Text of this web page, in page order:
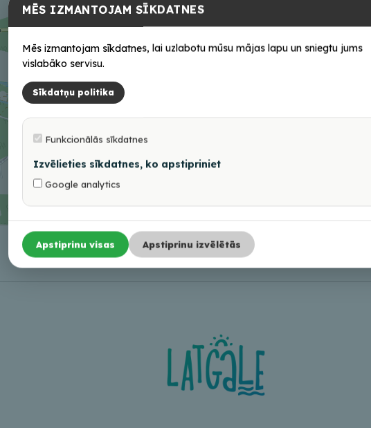
MĒS IZMANTOJAM SĪKDATNES
Mēs izmantojam sīkdatnes, lai uzlabotu mūsu mājas lapu un sniegtu jums
vislabāko servisu.
Sīkdatņu politika
Funkcionālās sīkdatnes
Izvēlieties sīkdatnes, ko apstipriniet
Google analytics
Apstiprinu visas Apstiprinu izvēlētās